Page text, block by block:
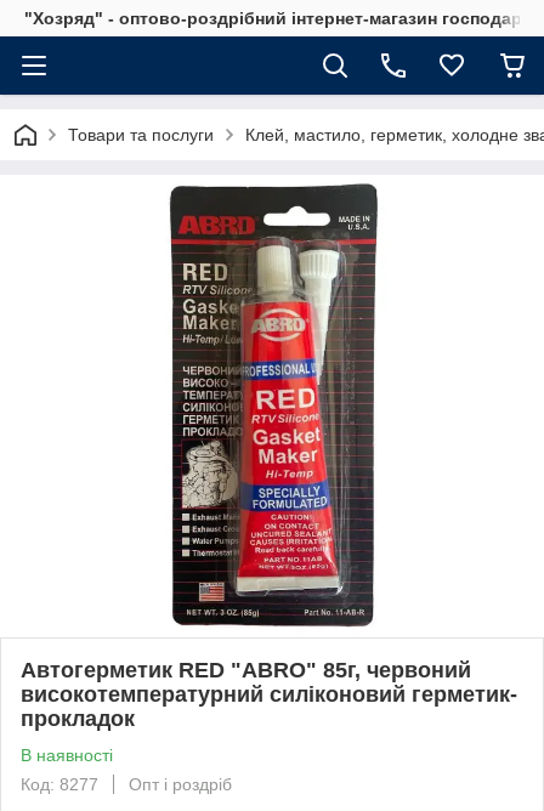
"Хозряд" - оптово-роздрібний інтернет-магазин
Товари та послуги Клей, мастило, герметик, холодне
Автогерметик RED "ABRO" 85г, червоний
високотемпературний силіконовий герметик-
прокладок
В наявності
Код: 8277
Опт і роздріб